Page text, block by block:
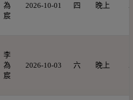
為
宸
2026-10-01 四 晚上
李
為
宸
2026-10-03 六 晚上